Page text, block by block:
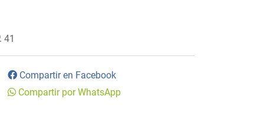
41
Compartir en Facebook
Compartir por WhatsApp